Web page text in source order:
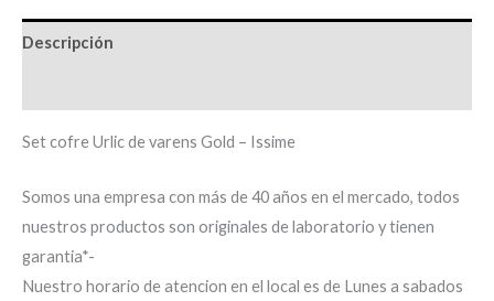
Descripción
Set cofre Urlic de varens Gold – Issime
Somos una empresa con más de 40 años en el mercado, todos
nuestros productos son originales de laboratorio y tienen
garantia*-
Nuestro horario de atencion en el local es de Lunes a sabados